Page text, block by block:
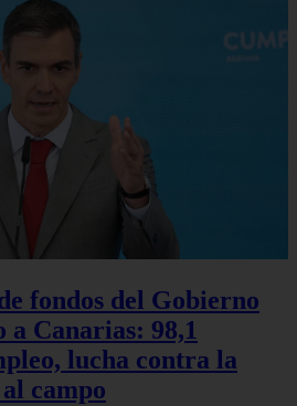
fondos del Gobierno
a Canarias: 98,1
lucha contra la
campo